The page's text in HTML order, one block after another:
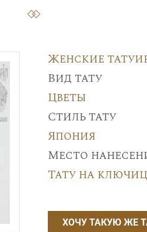
Женские
Вид тату
Цветы
Стиль тату
Япония
Место
Тату на
ХОЧУ ТАКУЮ ЖЕ